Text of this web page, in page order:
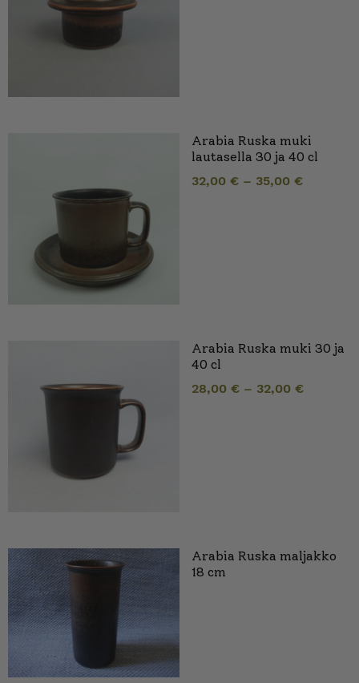
Arabia Ruska muki
lautasella 30 ja 40 cl
32,00 € – 35,00 €
Arabia Ruska muki 30 ja
40 cl
28,00 € – 32,00 €
Arabia Ruska maljakko
18 cm